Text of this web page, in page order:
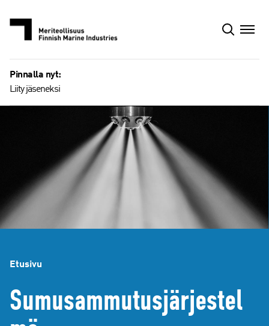
sisältöön
Pinnalla nyt:
Liity jäseneksi
Etusivu
Sumusammutusjärjestel